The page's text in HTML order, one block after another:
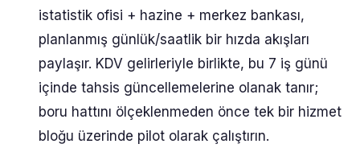
istatistik ofisi + hazine + merkez bankası,
planlanmış günlük/saatlik bir hızda akışları
paylaşır. KDV gelirleriyle birlikte, bu 7 iş günü
içinde tahsis güncellemelerine olanak tanır;
boru hattını ölçeklenmeden önce tek bir hizmet
bloğu üzerinde pilot olarak çalıştırın.